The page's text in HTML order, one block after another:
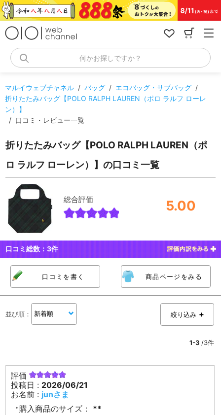
コ
ン
何かお探しですか？
マルイウェブチャネル / バッグ / エコバッグ・サブバッグ /
折りたたみバッグ【POLO RALPH LAUREN（ポロ ラルフ ローレ
ン）】
/ 口コミ・レビュー一覧
折りたたみバッグ【POLO RALPH LAUREN（ポ
ロ ラルフ ローレン）】の口コミ一覧
総合評価 5.00
口コミ総数：3件
口コミを書く 商品ページをみる
並び順 ： 絞り込み
1-3 /3件
評価
投稿日 : 2026/06/21
お名前 : junさま
購入商品のサイズ：
**